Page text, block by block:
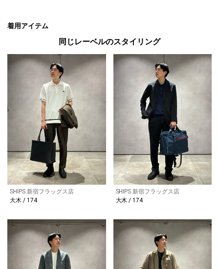
着用アイテム
同じレーベルのスタイリング
SHIPS 新宿フラッグス店
大木 / 174
SHIPS 新宿フラッグス店
大木 / 174